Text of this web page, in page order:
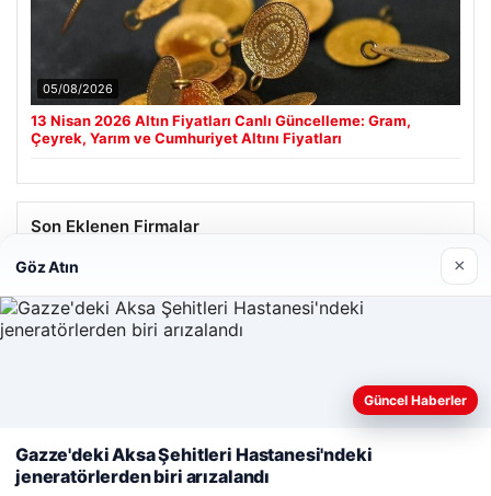
05/08/2026
13 Nisan 2026 Altın Fiyatları Canlı Güncelleme: Gram,
Çeyrek, Yarım ve Cumhuriyet Altını Fiyatları
Son Eklenen Firmalar
Web sitemizi nasıl kullandığınızı daha iyi anlayabilmek,
kullanıyoruz.Çerez Politikamız
Göz Atın ×
Güncel Haberler
Gazze'deki Aksa Şehitleri Hastanesi'ndeki
jeneratörlerden biri arızalandı